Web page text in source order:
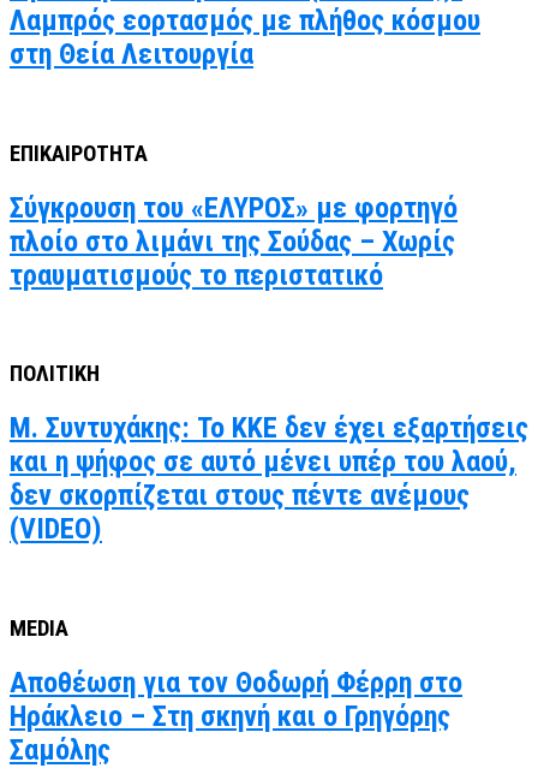
Λαμπρός εορτασμός με πλήθος κόσμου
στη Θεία Λειτουργία
ΕΠΙΚΑΙΡΟΤΗΤΑ
Σύγκρουση του «ΕΛΥΡΟΣ» με φορτηγό
πλοίο στο λιμάνι της Σούδας – Χωρίς
τραυματισμούς το περιστατικό
ΠΟΛΙΤΙΚΗ
Μ. Συντυχάκης: Το ΚΚΕ δεν έχει εξαρτήσεις
και η ψήφος σε αυτό μένει υπέρ του λαού,
δεν σκορπίζεται στους πέντε ανέμους
(VIDEO)
MEDIA
Αποθέωση για τον Θοδωρή Φέρρη στο
Ηράκλειο – Στη σκηνή και ο Γρηγόρης
Σαμόλης